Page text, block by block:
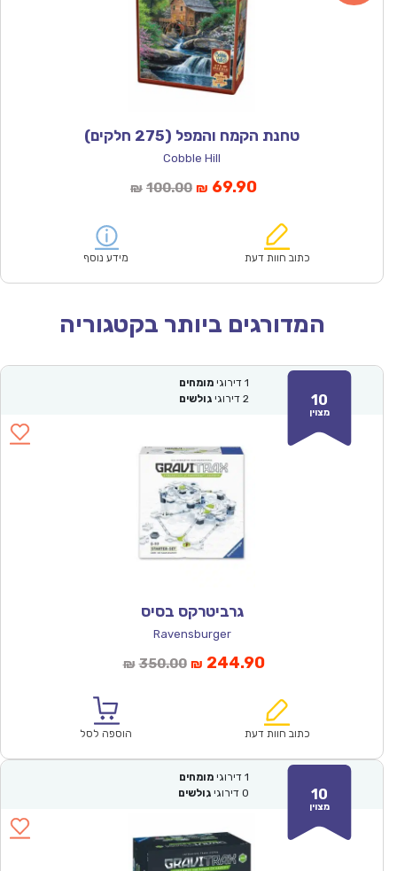
טחנת הקמח והמפל (275 חלקים)
Cobble Hill
₪ 100.00המחיר
₪100.00.
₪ 69.90המחיר
הוא:
כתוב חוות דעת מידע נוסף
המדורגים ביותר בקטגוריה
10
מצוין
1 דירוגי מומחים
2 דירוגי גולשים
גרביטרקס בסיס
Ravensburger
₪ 350.00המחיר
₪350.00.
₪ 244.90המחיר
הוא:
כתוב חוות דעת הוספה לסל
10
מצוין
1 דירוגי מומחים
0 דירוגי גולשים